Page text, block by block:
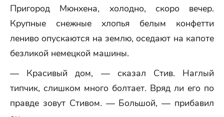
Пригород Мюнхена, холодно, скоро вечер.
Крупные снежные хлопья белым конфетти
лениво опускаются на землю, оседают на капоте
безликой немецкой машины.
— Красивый дом, — сказал Стив. Наглый
типчик, слишком много болтает. Вряд ли его по
правде зовут Стивом. — Большой, — прибавил